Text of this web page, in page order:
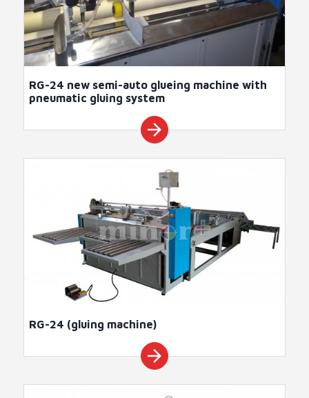
RG-24 new semi-auto glueing machine with
pneumatic gluing system
arrow_forward
RG-24 (gluing machine)
arrow_forward